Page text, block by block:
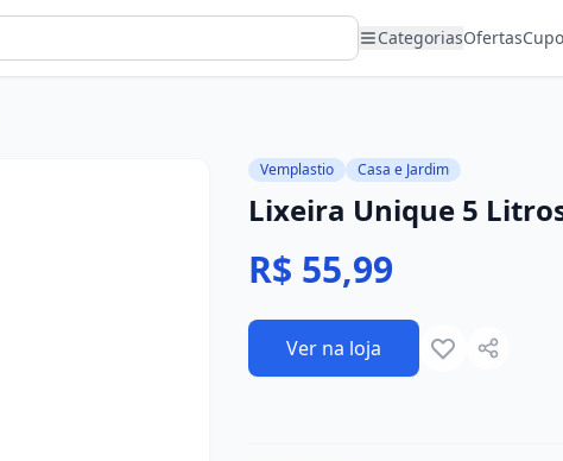
CategoriasOfertas
Vemplastio Casa e Jardim
Lixeira Unique 5
R$ 55,99
Ver na loja